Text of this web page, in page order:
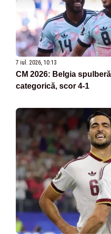
7 iul. 2026, 10:13
CM 2026: Belgia
categorică, scor 4-1